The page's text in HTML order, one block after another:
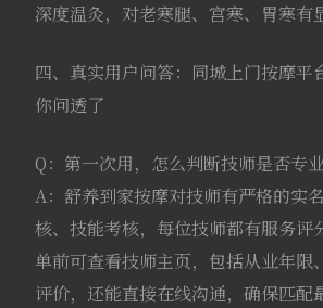
深度温灸，对老寒腿、宫寒、胃寒有
四、真实用户问答：同城上门按摩平
你问透了
Q：第一次用，怎么判断技师是否专业
A：舒养到家按摩对技师有严格的实
核、技能考核，每位技师都有服务评
单前可查看技师主页，包括从业年限
评价，还能直接在线沟通，确保匹配